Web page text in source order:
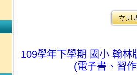
109學年下學期 國小 翰林
(電子書、習